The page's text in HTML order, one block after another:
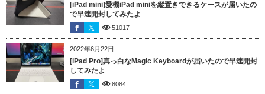
[iPad mini]愛機iPad miniを縦置きできるケースが届いたの
で早速開封してみたよ
51017
2022年6月22日
[iPad Pro]真っ白なMagic Keyboardが届いたので早速開封
してみたよ
8084